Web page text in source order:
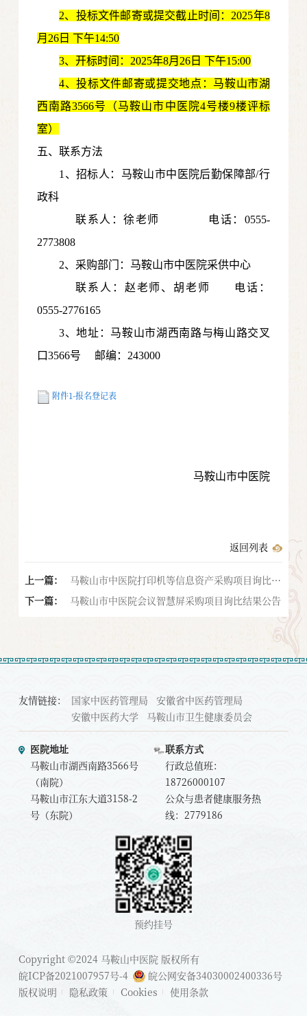
2、投标文件邮寄或提交截止时间：2025年8
月26日 下午14:50
3、开标时间：2025年8月26日 下午15:00
4、投标文件邮寄或提交地点：马鞍山市湖
西南路3566号（马鞍山市中医院4号楼9楼评标
室）
五、联系方法
1、招标人：马鞍山市中医院后勤保障部/行
政科
联系人：徐老师
电话：0555-
2773808
2、采购部门：马鞍山市中医院采供中心
联系人：赵老师、胡老师 电话：
0555-2776165
3、地址：马鞍山市湖西南路与梅山路交叉
口3566号 邮编：243000
附件1-报名登记表
马鞍山市中医院
返回列表
上一篇：
马鞍山市中医院打印机等信息资产采购项目询比公
告
下一篇： 马鞍山市中医院会议智慧屏采购项目询比结果公告
友情链接： 国家中医药管理局
安徽省中医药管理局
安徽中医药大学
马鞍山市卫生健康委员会
医院地址
马鞍山市湖西南路3566号
（南院）
马鞍山市江东大道3158-2
号（东院）
联系方式
行政总值班：
18726000107
公众与患者健康服务热
线：2779186
预约挂号
Copyright ©2024 马鞍山中医院 版权所有
皖ICP备2021007957号-4
皖公网安备34030002400336号
版权说明
隐私政策 Cookies 使用条款